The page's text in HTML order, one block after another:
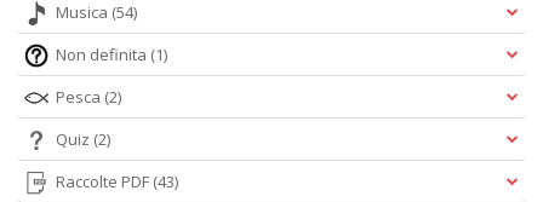
Musica (54)
Non definita (1)
Pesca (2)
Quiz (2)
Raccolte PDF (43)